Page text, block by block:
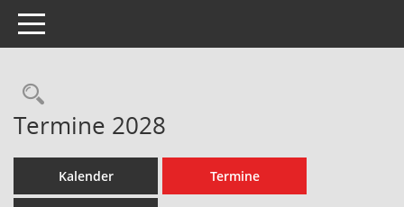
Toggle navigation
Rechercheauswahl
Termine 2028
Kalender Termine